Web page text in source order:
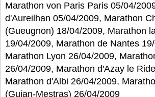
Marathon von Paris Paris 05/04/
d'Aureilhan 05/04/2009, Marathon
(Gueugnon) 18/04/2009, Marathon
19/04/2009, Marathon de Nantes
Marathon Lyon 26/04/2009,
26/04/2009, Marathon d'Azay le
Marathon d'Albi 26/04/2009,
(Gujan-Mestras) 26/04/2009